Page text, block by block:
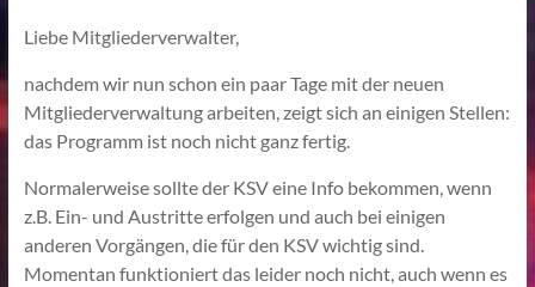
Liebe Mitgliederverwalter,
nachdem wir nun schon ein paar Tage mit der neuen
Mitgliederverwaltung arbeiten, zeigt sich an einigen Stellen:
das Programm ist noch nicht ganz fertig.
Normalerweise sollte der KSV eine Info bekommen, wenn
z.B. Ein- und Austritte erfolgen und auch bei einigen
anderen Vorgängen, die für den KSV wichtig sind.
Momentan funktioniert das leider noch nicht, auch wenn es